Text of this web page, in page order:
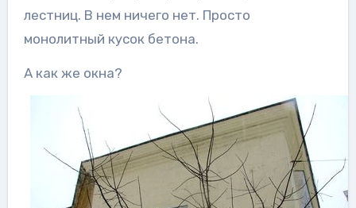
лестниц. В нем ничего нет. Просто
монолитный кусок бетона.
А как же окна?